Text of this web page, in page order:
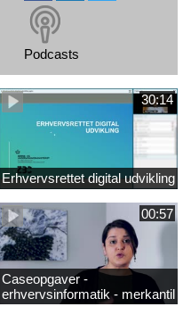
Podcasts
30:14
Erhvervsrettet digital udvikling
00:57
Caseopgaver -
erhvervsinformatik - merkantil